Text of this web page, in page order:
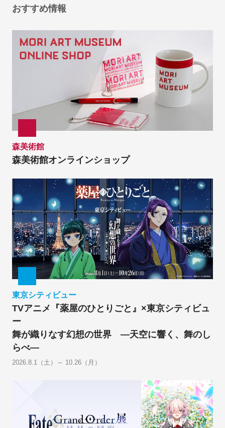
おすすめ情報
森美術館
森美術館オンラインショップ
東京シティビュー
TVアニメ『薬屋のひとりごと』×東京シティビュ
ー
舞が織りなす幻想の世界 ―天空に響く、舞のし
らべ―
2026.8.1（土）～ 10.26（月）